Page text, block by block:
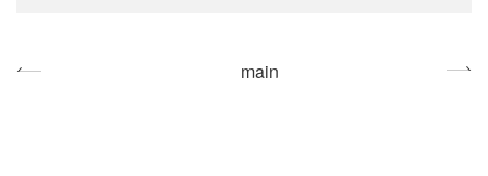
« main »